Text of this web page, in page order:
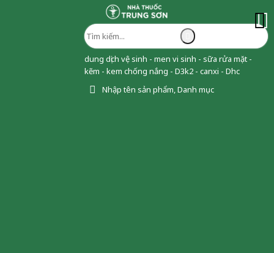
dung dịch vệ sinh - men vi sinh - sữa rửa mặt -
kẽm - kem chống nắng - D3k2 - canxi - Dhc
Nhập tên sản phẩm, Danh mục